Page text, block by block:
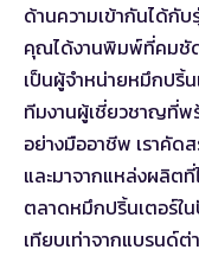
ด้านความเข้ากันได้กั
คุณได้งานพิมพ์ที่คมชัด
เป็นผู้จำหน่ายหมึกปริ้
ทีมงานผู้เชี่ยวชาญที่พ
อย่างมืออาชีพ เราคั
และมาจากแหล่งผลิต
ตลาดหมึกปริ้นเตอร์ใ
เทียบเท่าจากแบรนด์ต่